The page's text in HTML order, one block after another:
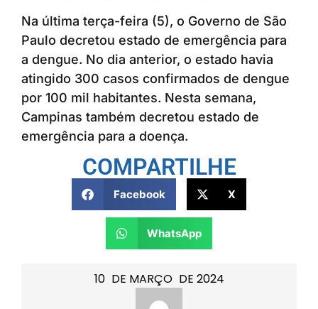
10 DE MARÇO DE 2024
Na última terça-feira (5), o Governo de São
Paulo decretou estado de emergência para
a dengue. No dia anterior, o estado havia
atingido 300 casos confirmados de dengue
por 100 mil habitantes. Nesta semana,
Campinas também decretou estado de
emergência para a doença.
COMPARTILHE
Facebook X
WhatsApp